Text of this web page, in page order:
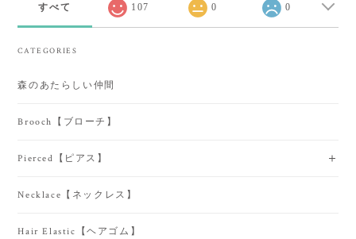
すべて 107 0 0
CATEGORIES
森のあたらしい仲間
Brooch【ブローチ】
Pierced【ピアス】
Necklace【ネックレス】
Hair Elastic【ヘアゴム】